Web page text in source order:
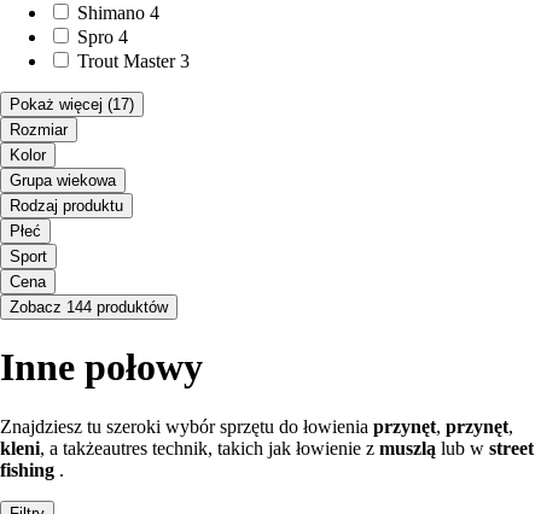
Shimano 4
Spro 4
Trout Master 3
Pokaż więcej (17)
Rozmiar
Kolor
Grupa wiekowa
Rodzaj produktu
Płeć
Sport
Cena
Zobacz 144 produktów
Inne połowy
Znajdziesz tu szeroki wybór sprzętu do łowienia przynęt, przynęt,
kleni, a takżeautres technik, takich jak łowienie z muszlą lub w street
fishing .